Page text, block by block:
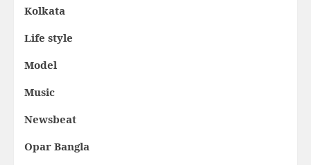
Kolkata
Life style
Model
Music
Newsbeat
Opar Bangla